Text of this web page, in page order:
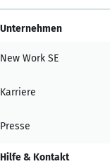
Unternehmen
New Work SE
Karriere
Presse
Hilfe & Kontakt